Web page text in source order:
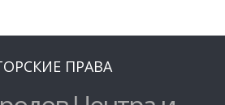
ПРАВА